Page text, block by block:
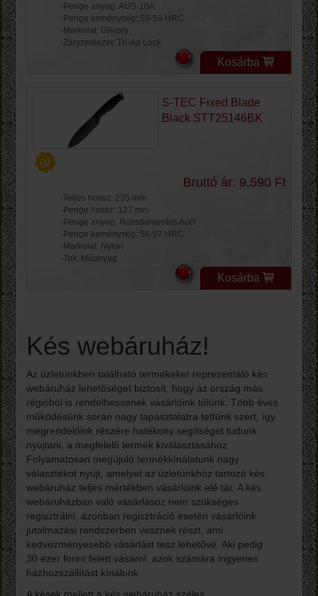
-Penge anyag: AUS-10A
-Penge keménység: 58-59 HRC
-Markolat: Grivory
-Zárszerkezet: Tri-Ad Lock
Kosárba
S-TEC Fixed Blade
Black STT25146BK
Bruttó ár: 9.590 Ft
-Teljes hossz: 235 mm
-Penge hossz: 127 mm
-Penge anyag: Rozsdamentes Acél
-Penge keménység: 56-57 HRC
-Markolat: Nylon
-Tok: Műanyag
Kosárba
Kés webáruház!
Az üzletünkben található termékeket reprezentáló kés
webáruház lehetőséget biztosít, hogy az ország más
régióból is rendelhessenek vásárlóink tőlünk. Több éves
működésünk során nagy tapasztalatra tettünk szert, így
megrendelőink részére hatékony segítséget tudunk
nyújtani, a megfelelő termék kiválasztásához.
Folyamatosan megújuló termékkínálatunk nagy
választékot nyújt, amelyet az üzletünkhöz tartozó kés
webáruház teljes mértékben vásárlóink elé tár. A kés
webáruházban való vásárlásoz nem szükséges
regisztrálni, azonban regisztráció esetén vásárlóink
jutalmazási rendszerben vesznek részt, ami
kedvezményesebb vásárlást tesz lehetővé. Aki pedig
30 ezer forint felett vásárol, azok számára ingyenes
házhozszállítást kínálunk.
A kések mellett a kés webáruház széles